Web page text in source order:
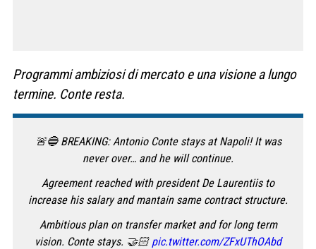
Programmi ambiziosi di mercato e una visione a lungo
termine. Conte resta.
🚨🔵 BREAKING: Antonio Conte stays at Napoli! It was
never over… and he will continue.
Agreement reached with president De Laurentiis to
increase his salary and mantain same contract structure.
Ambitious plan on transfer market and for long term
vision. Conte stays. 🤝🏻 pic.twitter.com/ZFxUThOAbd